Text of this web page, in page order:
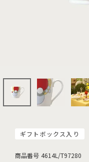
ギフトボックス入り
商品番号 4614L/T97280